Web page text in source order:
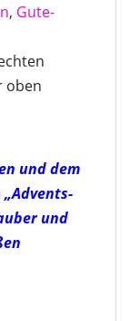
, Gute-
oben
und dem
und